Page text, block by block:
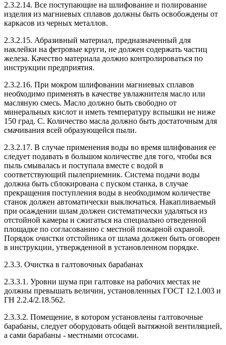
2.3.2.14. Все поступающие на шлифование и полирование
изделия из магниевых сплавов должны быть освобождены от
каркасов из черных металлов.
2.3.2.15. Абразивный материал, предназначенный для
наклейки на фетровые круги, не должен содержать частиц
железа. Качество материала должно контролироваться по
инструкции предприятия.
2.3.2.16. При мокром шлифовании магниевых сплавов
необходимо применять в качестве увлажнителя масло или
масляную смесь. Масло должно быть свободно от
минеральных кислот и иметь температуру вспышки не ниже
150 град. C. Количество масла должно быть достаточным для
смачивания всей образующейся пыли.
2.3.2.17. В случае применения воды во время шлифования ее
следует подавать в большом количестве для того, чтобы вся
пыль смывалась и поступала вместе с водой в
соответствующий пылеприемник. Система подачи воды
должна быть сблокирована с пуском станка, в случае
прекращения поступления воды в необходимом количестве
станок должен автоматически выключаться. Накапливаемый
при осаждении шлам должен систематически удаляться из
отстойной камеры и сжигаться на специально отведенной
площадке по согласованию с местной пожарной охраной.
Порядок очистки отстойника от шлама должен быть оговорен
в инструкции, утвержденной в установленном порядке.
2.3.3. Очистка в галтовочных барабанах
2.3.3.1. Уровни шума при галтовке на рабочих местах не
должны превышать величин, установленных ГОСТ 12.1.003 и
ГН 2.2.4/2.18.562.
2.3.3.2. Помещение, в котором установлены галтовочные
барабаны, следует оборудовать общей вытяжной вентиляцией,
а сами барабаны - местными отсосами.